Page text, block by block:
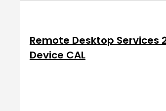
Remote Desktop Services
Device CAL